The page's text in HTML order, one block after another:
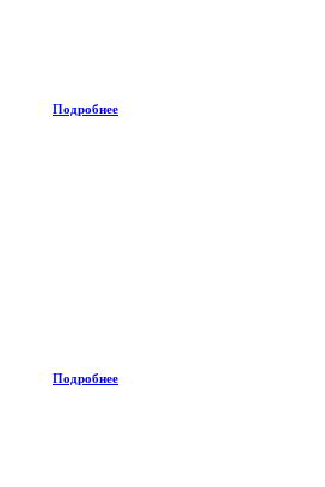
Подробнее
Подробнее